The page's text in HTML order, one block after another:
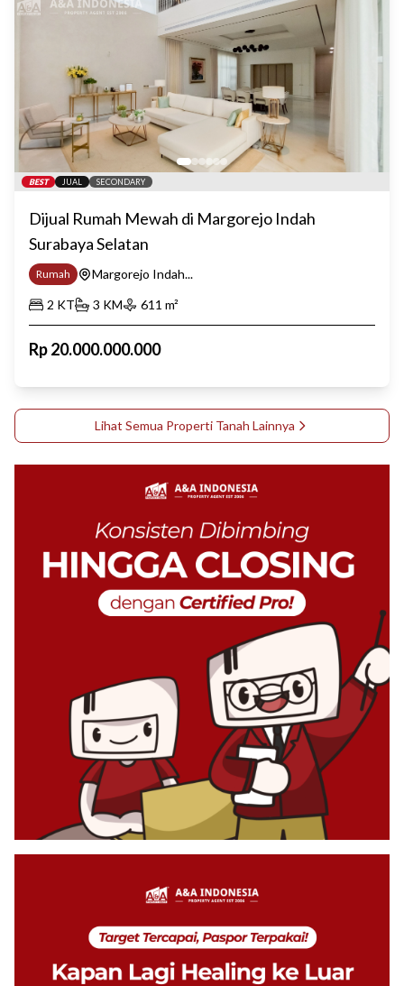
BEST JUAL SECONDARY
Dijual Rumah Mewah di Margorejo Indah
Surabaya Selatan
Rumah
Margorejo Indah...
2 KT 3 KM 611 m²
Rp20.000.000.000
Lihat Semua Properti Tanah Lainnya